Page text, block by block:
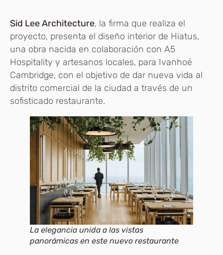
Sid Lee Architecture, la firma que realiza el
proyecto, presenta el diseño interior de Hiatus,
una obra nacida en colaboración con A5
Hospitality y artesanos locales, para Ivanhoé
Cambridge, con el objetivo de dar nueva vida al
distrito comercial de la ciudad a través de un
sofisticado restaurante.
La elegancia unida a las vistas
panorámicas en este nuevo restaurante